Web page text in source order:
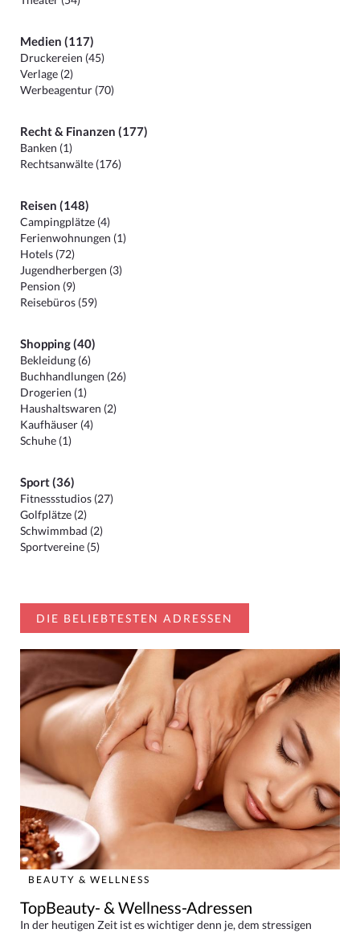
Medien (117)
Druckereien (45)
Verlage (2)
Werbeagentur (70)
Recht & Finanzen (177)
Banken (1)
Rechtsanwälte (176)
Reisen (148)
Campingplätze (4)
Ferienwohnungen (1)
Hotels (72)
Jugendherbergen (3)
Pension (9)
Reisebüros (59)
Shopping (40)
Bekleidung (6)
Buchhandlungen (26)
Drogerien (1)
Haushaltswaren (2)
Kaufhäuser (4)
Schuhe (1)
Sport (36)
Fitnessstudios (27)
Golfplätze (2)
Schwimmbad (2)
Sportvereine (5)
DIE BELIEBTESTEN ADRESSEN
BEAUTY & WELLNESS
TopBeauty- & Wellness-Adressen
In der heutigen Zeit ist es wichtiger denn je, dem stressigen